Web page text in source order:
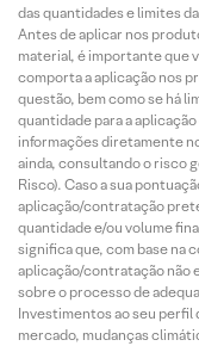
das quantidades e limites
Antes de aplicar nos
material, é importante que
comporta a aplicação nos
questão, bem como se há
quantidade para a
informações diretamente
ainda, consultando o risco
Risco). Caso a sua
aplicação/contratação
quantidade e/ou volume
significa que, com base na
aplicação/contratação não
sobre o processo de
Investimentos ao seu perfil
mercado, mudanças